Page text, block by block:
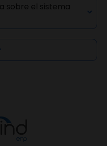
sobre el sistema